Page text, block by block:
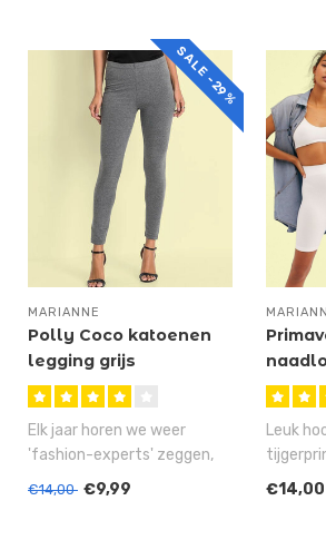
SALE -29%
MARIANNE
Polly Coco katoenen
legging grijs
Elk jaar horen we weer
'fashion-experts' zeggen,
dat leggings nu echt
€14,00 €9,99
Leuk
€14,00